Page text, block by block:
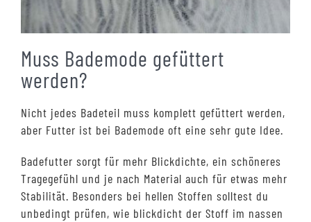
Muss Bademode gefüttert
werden?
Nicht jedes Badeteil muss komplett gefüttert werden,
aber Futter ist bei Bademode oft eine sehr gute Idee.
Badefutter sorgt für mehr Blickdichte, ein schöneres
Tragegefühl und je nach Material auch für etwas mehr
Stabilität. Besonders bei hellen Stoffen solltest du
unbedingt prüfen, wie blickdicht der Stoff im nassen